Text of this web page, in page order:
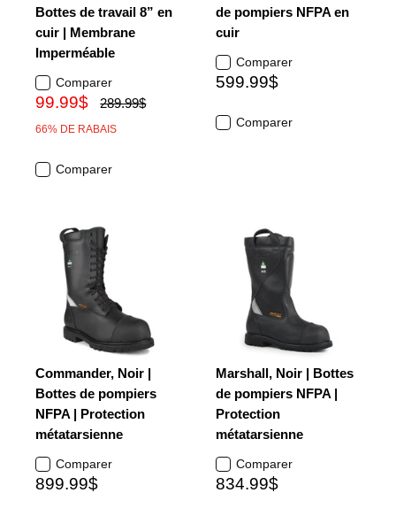
Bottes de travail 8” en
cuir | Membrane
Imperméable
Comparer
99.99$ 289.99$
66% DE RABAIS
Comparer
de pompiers NFPA en
cuir
Comparer
599.99$
Comparer
Commander, Noir |
Bottes de pompiers
NFPA | Protection
métatarsienne
Comparer
899.99$
Marshall, Noir | Bottes
de pompiers NFPA |
Protection
métatarsienne
Comparer
834.99$